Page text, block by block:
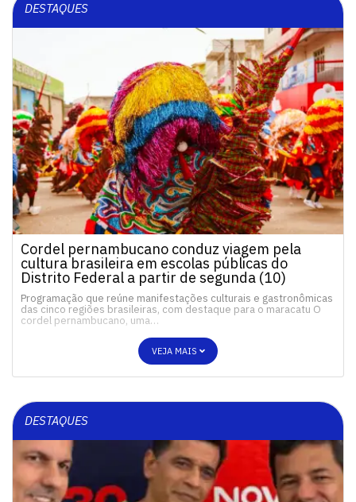
DESTAQUES
Cordel pernambucano conduz viagem pela
cultura brasileira em escolas públicas do
Distrito Federal a partir de segunda (10)
Programação que reúne manifestações culturais e gastronômicas
das cinco regiões brasileiras, com destaque para o maracatu O
cordel pernambucano, uma…
VEJA MAIS
DESTAQUES